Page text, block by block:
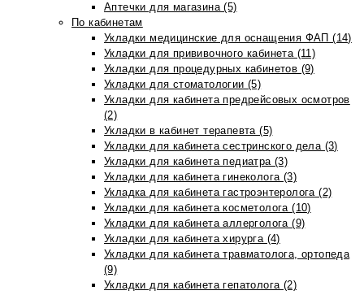
Аптечки для магазина (5)
По кабинетам
Укладки медицинские для оснащения ФАП (14)
Укладки для прививочного кабинета (11)
Укладки для процедурных кабинетов (9)
Укладки для стоматологии (5)
Укладки для кабинета предрейсовых осмотров
(2)
Укладки в кабинет терапевта (5)
Укладки для кабинета сестринского дела (3)
Укладки для кабинета педиатра (3)
Укладки для кабинета гинеколога (3)
Укладка для кабинета гастроэнтеролога (2)
Укладки для кабинета косметолога (10)
Укладки для кабинета аллерголога (9)
Укладки для кабинета хирурга (4)
Укладки для кабинета травматолога, ортопеда
(9)
Укладки для кабинета гепатолога (2)